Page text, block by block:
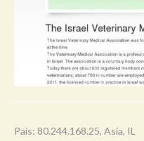
País: 80.244.168.25, Asia, IL